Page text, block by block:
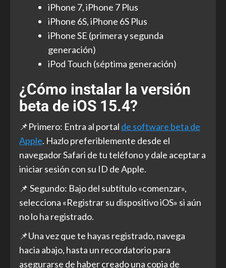
iPhone 7, iPhone 7 Plus
iPhone 6S, iPhone 6S Plus
iPhone SE (primera y segunda
generación)
iPod Touch (séptima generación)
¿Cómo instalar la versión
beta de iOS 15.4?
📌Primero: Entra al portal de software beta de
Apple. Hazlo preferiblemente desde el
navegador Safari de tu teléfono y dale aceptar a
iniciar sesión con su ID de Apple.
📌 Segundo: Bajo del subtítulo «comenzar»,
selecciona «Registrar su dispositivo iOS» si aún
no lo ha registrado.
📌Una vez que te hayas registrado, navega
hacia abajo, hasta un recordatorio para
asegurarse de haber creado una copia de